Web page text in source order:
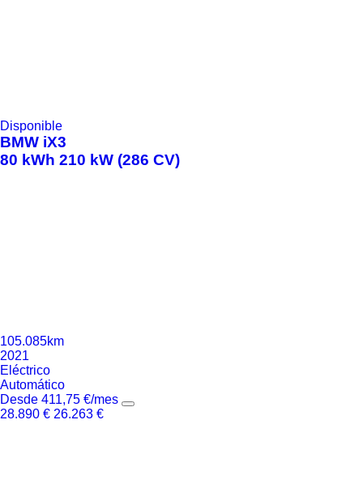
Disponible
BMW iX3
80 kWh 210 kW (286 CV)
105.085km
2021
Eléctrico
Automático
Desde 411,75 €/mes
28.890 € 26.263 €